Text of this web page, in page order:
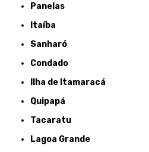
Panelas
Itaíba
Sanharó
Condado
Ilha de Itamaracá
Quipapá
Tacaratu
Lagoa Grande